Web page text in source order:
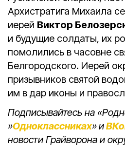
Архистратига Михаила
иерей Виктор
и будущие солдаты, их
помолились в часовне
Белгородского. Иерей
призывников святой
им в дар иконы и
Подписывайтесь на
»Одноклассниках»и
новости Грайворона и